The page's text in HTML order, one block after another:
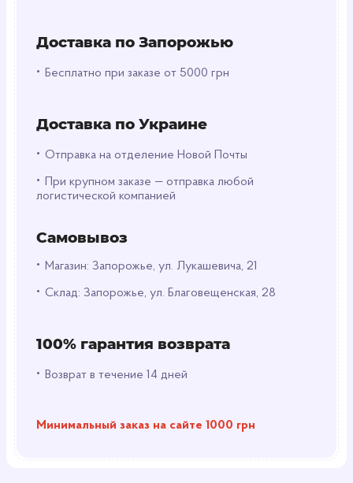
Доставка по Запорожью
• Бесплатно при заказе от 5000 грн
Доставка по Украине
• Отправка на отделение Новой Почты
•
При крупном заказе — отправка любой
логистической компанией
Самовывоз
• Магазин: Запорожье, ул. Лукашевича, 21
• Склад: Запорожье, ул. Благовещенская, 28
100% гарантия возврата
• Возврат в течение 14 дней
Минимальный заказ на сайте 1000 грн
применения.
Произведено в Германии с гарантией качества
Если вы часто потеете во время тренировок,
этот гель станет вашим надёжным помощником,
чтобы быстро восстановить чувство чистоты и